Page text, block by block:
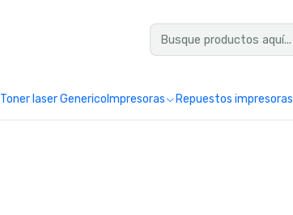
Toner laser Generico Impresoras Repuestos impresoras